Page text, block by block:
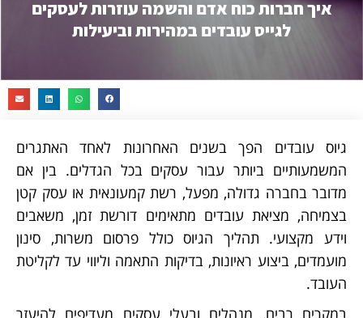
איך חברות כוח אדם והשמה עוזרות לעסקים
לגייס עובדים במהירות וביעילות
גיוס עובדים הפך בשנים האחרונות לאחד האתגרים
המשמעותיים ביותר עבור עסקים בכל הגדלים. בין אם
מדובר בחברה גדולה, מפעל, רשת קמעונאית או עסק קטן
בצמיחה, מציאת עובדים מתאימים דורשת זמן, משאבים
וידע מקצועי. תהליך הגיוס כולל פרסום משרות, סינון
מועמדים, ביצוע ראיונות, בדיקות התאמה וליווי עד לקליטת
העובד.